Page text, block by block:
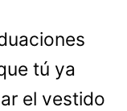
tú ya
el vestido